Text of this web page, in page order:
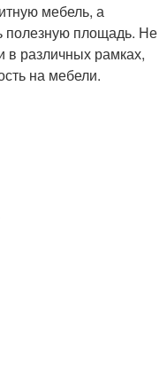
мебель, а
полезную площадь. Не
в различных рамках,
на мебели.